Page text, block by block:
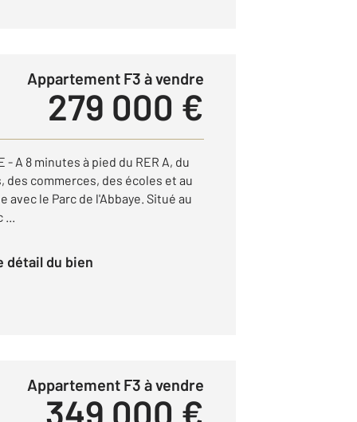
Appartement F3 à vendre
279 000 €
- A 8 minutes à pied du RER A, du
des commerces, des écoles et au
le Parc de l'Abbaye. Situé au
...
détail du bien
Appartement F3 à vendre
349 000 €